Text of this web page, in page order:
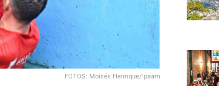
FOTOS: Moisés Henrique/Ipaam